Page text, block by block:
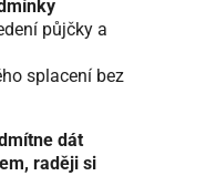
půjčky a
splacení bez
dát
raději si